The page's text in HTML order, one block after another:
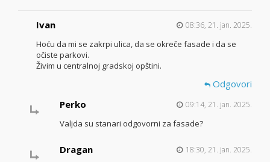
Ivan 08:36, 21. jan. 2025.
Hoću da mi se zakrpi ulica, da se okreče fasade i da se
očiste parkovi.
Živim u centralnoj gradskoj opštini.
Odgovori
Perko
09:14, 21. jan. 2025.
Valjda su stanari odgovorni za fasade?
Dragan 18:30, 21. jan. 2025.